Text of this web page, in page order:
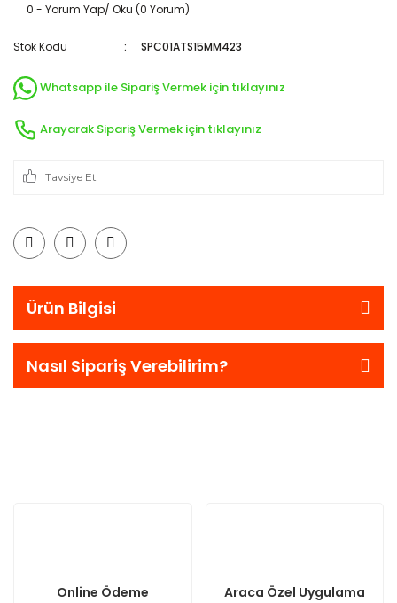
0 - Yorum Yap/ Oku (0 Yorum)
Stok Kodu SPC01ATS15MM423
Whatsapp ile Sipariş Vermek için tıklayınız
Arayarak Sipariş Vermek için tıklayınız
Tavsiye Et
Ürün Bilgisi
Nasıl Sipariş Verebilirim?
Online Ödeme Araca Özel Uygulama